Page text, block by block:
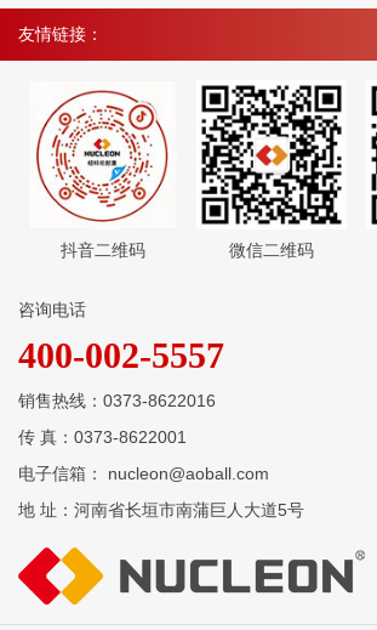
友情链接：
抖音二维码 微信二维码
咨询电话
400-002-5557
销售热线：0373-8622016
传 真：0373-8622001
电子信箱： nucleon@aoball.com
地 址：河南省长垣市南蒲巨人大道5号